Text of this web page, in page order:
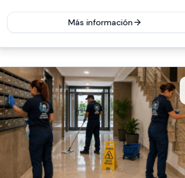
Más información